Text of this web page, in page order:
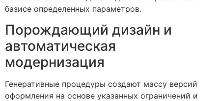
базисе определенных параметров.
Порождающий дизайн и
автоматическая
модернизация
Генеративные процедуры создают массу версий
оформления на основе указанных ограничений и